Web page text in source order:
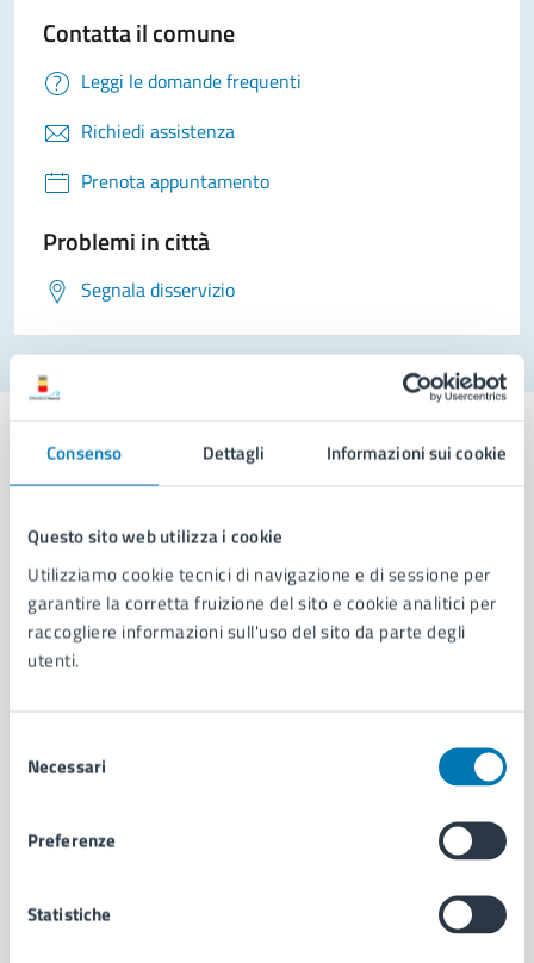
Consenso Dettagli Informazioni sui cookie
Questo sito web utilizza i cookie
Utilizziamo cookie tecnici di navigazione e di sessione per
garantire la corretta fruizione del sito e cookie analitici per
raccogliere informazioni sull'uso del sito da parte degli
utenti.
delNecessari
Preferenze
Statistiche
Contatta il comune
Leggi le domande frequenti
Richiedi assistenza
Prenota appuntamento
Problemi in città
Segnala disservizio
Comune di Napoli
AMMINISTRAZIONE
Aree amministrative
Organi di governo
Politici
Documenti e dati